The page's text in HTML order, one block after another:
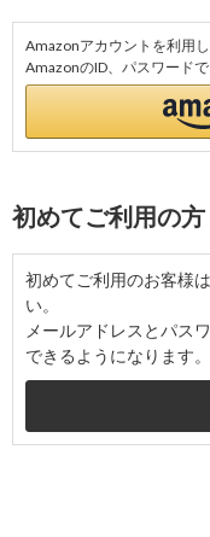
Amazonアカウントを利用
AmazonのID、パスワード
初めてご利用の
初めてご利用のお客様
い。
メールアドレスとパス
できるようになります。